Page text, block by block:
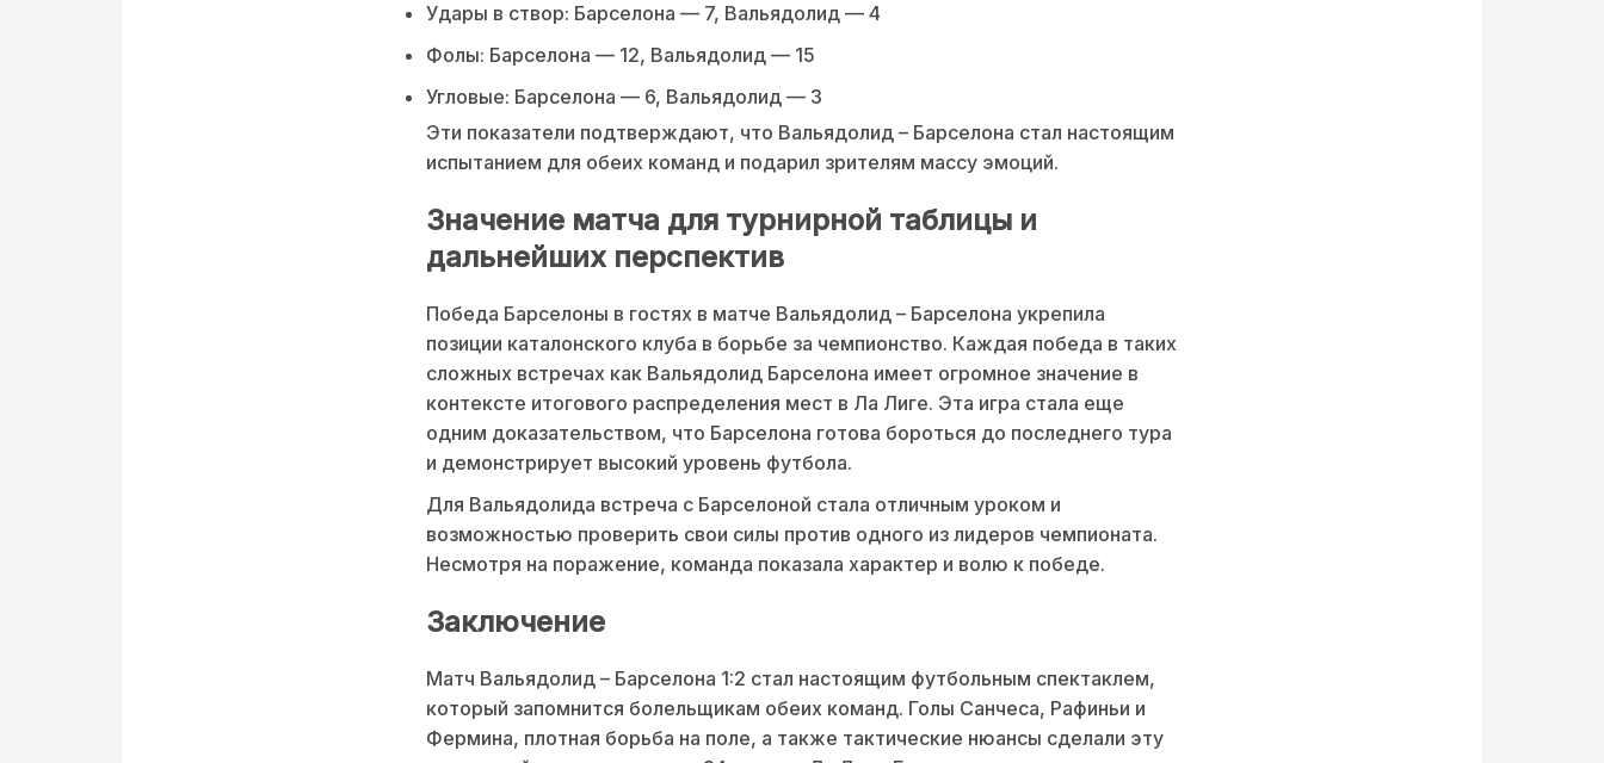
Удары в створ: Барселона — 7, Вальядолид — 4
Фолы: Барселона — 12, Вальядолид — 15
Угловые: Барселона — 6, Вальядолид — 3
Эти показатели подтверждают, что Вальядолид – Барселона стал настоящим
испытанием для обеих команд и подарил зрителям массу эмоций.
Значение матча для турнирной таблицы и
дальнейших перспектив
Победа Барселоны в гостях в матче Вальядолид – Барселона укрепила
позиции каталонского клуба в борьбе за чемпионство. Каждая победа в таких
сложных встречах как Вальядолид Барселона имеет огромное значение в
контексте итогового распределения мест в Ла Лиге. Эта игра стала еще
одним доказательством, что Барселона готова бороться до последнего тура
и демонстрирует высокий уровень футбола.
Для Вальядолида встреча с Барселоной стала отличным уроком и
возможностью проверить свои силы против одного из лидеров чемпионата.
Несмотря на поражение, команда показала характер и волю к победе.
Заключение
Матч Вальядолид – Барселона 1:2 стал настоящим футбольным спектаклем,
который запомнится болельщикам обеих команд. Голы Санчеса, Рафиньи и
Фермина, плотная борьба на поле, а также тактические нюансы сделали эту